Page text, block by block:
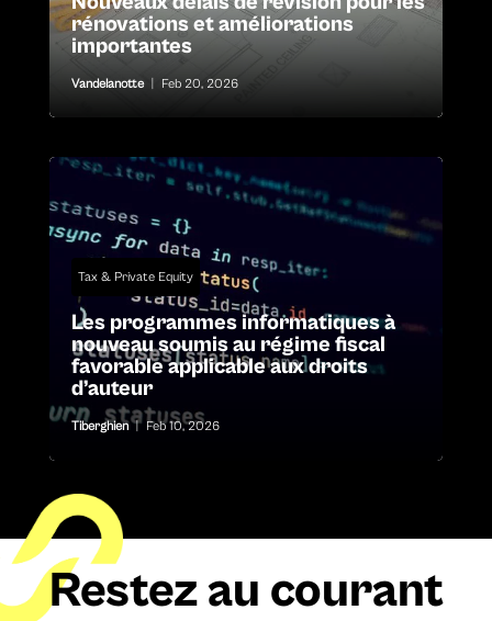
rénovations et améliorations
importantes
Vandelanotte Feb 20, 2026
Tax & Private Equity
Les programmes informatiques à
nouveau soumis au régime fiscal
favorable applicable aux droits
d’auteur
Tiberghien | Feb 10, 2026
Restez au courant